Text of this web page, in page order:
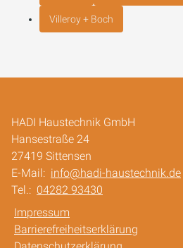
Villeroy + Boch
HADI Haustechnik GmbH
Hansestraße 24
27419 Sittensen
E-Mail: info@hadi-haustechnik.de
Tel.: 04282 93430
Impressum
Barrierefreiheitserklärung